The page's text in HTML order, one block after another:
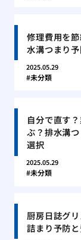
修理費用を
水溝つまり
2025.05.29
未分類
自分で直す
ぶ？排水溝
選択
2025.05.29
未分類
厨房日誌グ
詰まり予防